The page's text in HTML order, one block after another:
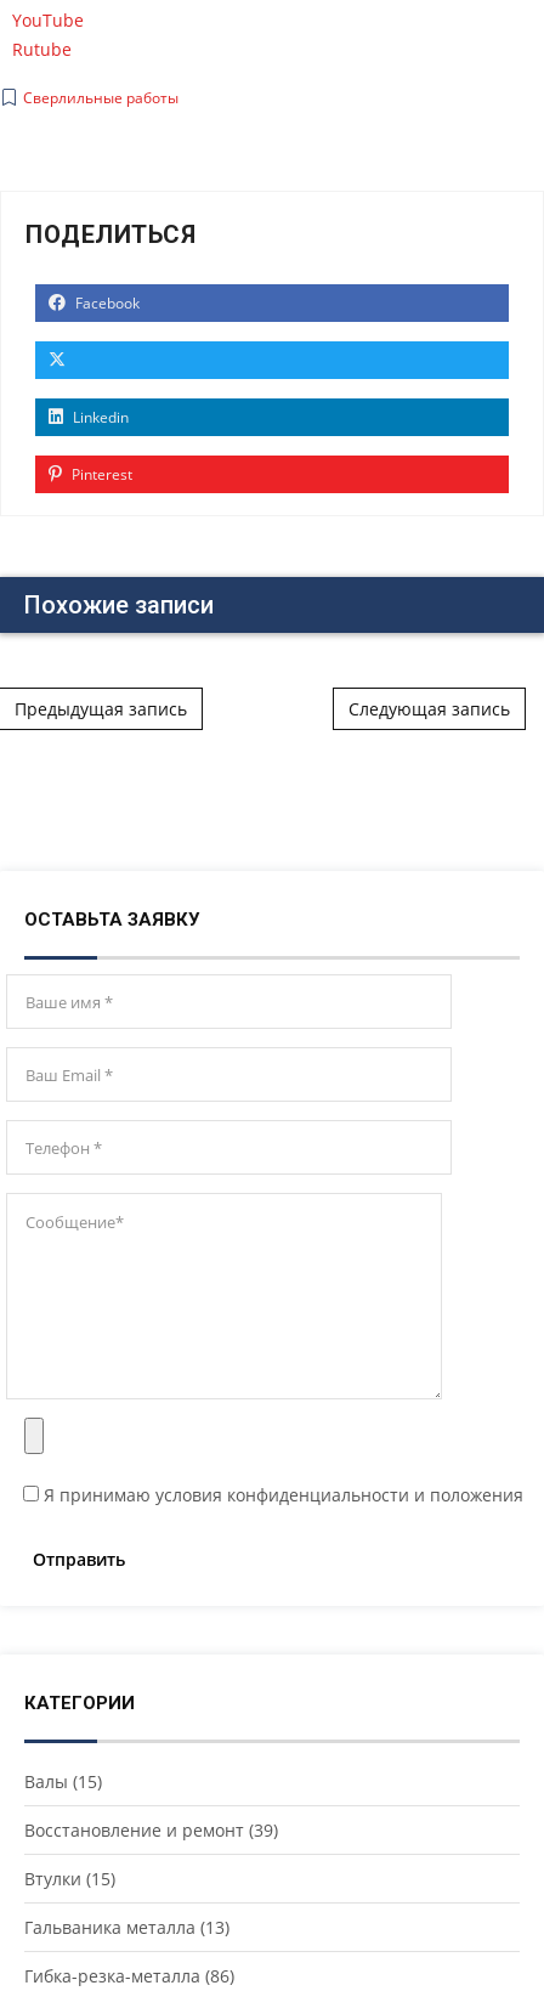
YouTube
Rutube
Сверлильные работы
ПОДЕЛИТЬСЯ
Facebook
Linkedin
Pinterest
Похожие записи
Post navigation
Предыдущая запись Следующая запись
ОСТАВЬТА ЗАЯВКУ
Я принимаю условия конфиденциальности и положения
КАТЕГОРИИ
Валы (15)
Восстановление и ремонт (39)
Втулки (15)
Гальваника металла (13)
Гибка-резка-металла (86)